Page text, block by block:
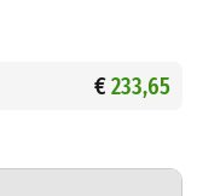
€233,65